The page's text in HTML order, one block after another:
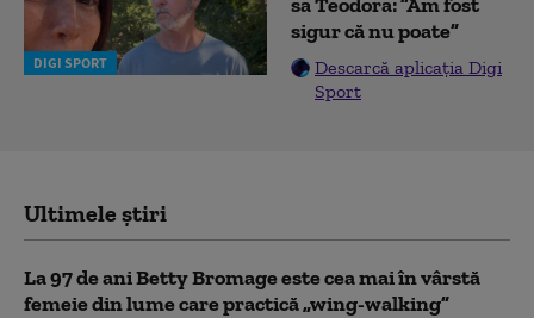
DIGI SPORT
sigur că nu poate”
Descarcă aplicația Digi
Sport
Ultimele știri
La 97 de ani Betty Bromage este cea mai în vârstă
femeie din lume care practică „wing-walking”